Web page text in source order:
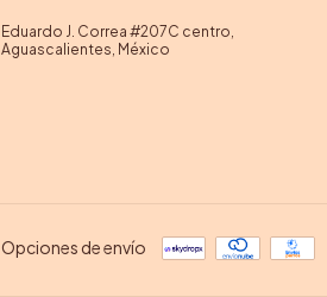
Eduardo J. Correa #207C centro,
Aguascalientes, México
Opciones de envío